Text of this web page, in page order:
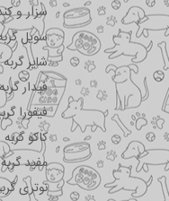
سزار و
سویل
شایر گربه
فیدار گربه
فیفورا
کاکو گربه
مفید گربه
نوتری